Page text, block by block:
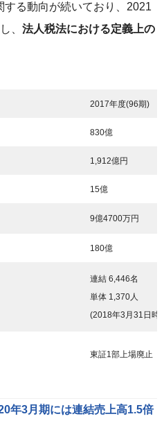
する動向が続いており、2021
、 法人税法における定義上の
2017年度(96期)
830億
1,912億円
15億
9億4700万円
180億
連結 6,446名
単体 1,370人
(2018年3月31日時
東証1部上場廃止
年3月期には連結売上高1.5倍